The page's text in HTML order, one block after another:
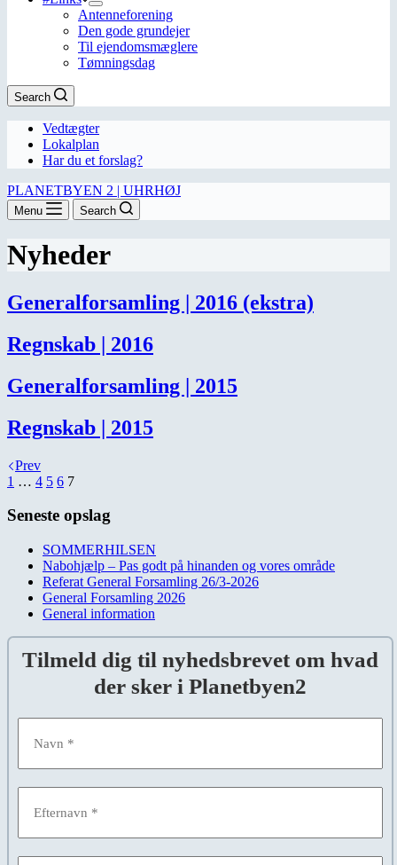
Antenneforening
Den gode grundejer
Til ejendomsmæglere
Tømningsdag
Search
Vedtægter
Lokalplan
Har du et forslag?
PLANETBYEN 2 | UHRHØJ
Menu Search
Nyheder
Generalforsamling | 2016 (ekstra)
Regnskab | 2016
Generalforsamling | 2015
Regnskab | 2015
Prev
1 … 4 5 6 7
Seneste opslag
SOMMERHILSEN
Nabohjælp – Pas godt på hinanden og vores område
Referat General Forsamling 26/3-2026
General Forsamling 2026
General information
Tilmeld dig til nyhedsbrevet om hvad
der sker i Planetbyen2